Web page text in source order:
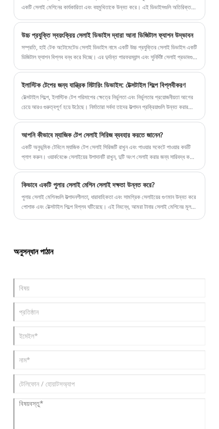
একটি সেলাই মেশিনের কার্যকারিতা এবং বহুমুখিতাকে উন্নত করে। এই ডিভাইসগুলি অতিরিক্ত
এমব্রয়ডারি মেশিনের মতো আরও জটিল সরঞ্জাম পর্যন্ত।
উচ্চ প্রযুক্তি স্বয়ংক্রিয় সেলাই ডিভাইস দ্বারা আনা ডিজিটাল ফ্যাশন উদ্ভাবন
সম্প্রতি, হাই টেক অটোমেটেড সেলাই ডিভাইস নামে একটি উচ্চ প্রযুক্তির সেলাই ডিভাইস একটি
ডিজিটাল ফ্যাশন বিপ্লব বন্ধ করে দিচ্ছে। এর দুর্দান্ত পারফরম্যান্স এবং সুনির্দিষ্ট সেলাই প্রভাবগুলি
ইলাস্টিক টেপের জন্য যান্ত্রিক মিটারিং ডিভাইস: টেক্সটাইল শিল্পে বিপ্লবীকরণ
টেক্সটাইল শিল্পে, ইলাস্টিক টেপ পরিমাপের ক্ষেত্রে নির্ভুলতা এবং নির্ভুলতার প্রয়োজনীয়তা আগের
চেয়ে আরও গুরুত্বপূর্ণ হয়ে উঠেছে। নির্মাতারা সর্বদা তাদের উত্পাদন প্রক্রিয়াগুলি উন্নত করার
আপনি কীভাবে ম্যাজিক টেপ সেলাই সিরিজ ব্যবহার করতে জানেন?
একটি অনুভূমিক টেবিলে ম্যাজিক টেপ সেলাই সিরিজটি রাখুন এবং পাওয়ার সকেটে পাওয়ার কর্ডটি
প্লাগ করুন। ওয়ার্কবেঞ্চে সেলাইয়ের উপাদানটি রাখুন, দুটি অংশ সেলাই করার জন্য সারিবদ্ধ করুন,
কিভাবে একটি পুলার সেলাই মেশিন সেলাই দক্ষতা উন্নত করে?
পুলার সেলাই মেশিনগুলি উত্পাদনশীলতা, ধারাবাহিকতা এবং সামগ্রিক সেলাইয়ের গুণমান উন্নত করে
পোশাক এবং টেক্সটাইল শিল্পে বিপ্লব ঘটিয়েছে। এই নিবন্ধে, আমরা টানার সেলাই মেশিনের মূল
অনুসন্ধান পাঠান